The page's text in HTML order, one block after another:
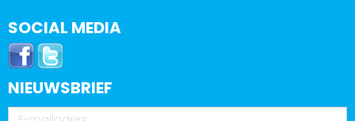
SOCIAL MEDIA
NIEUWSBRIEF